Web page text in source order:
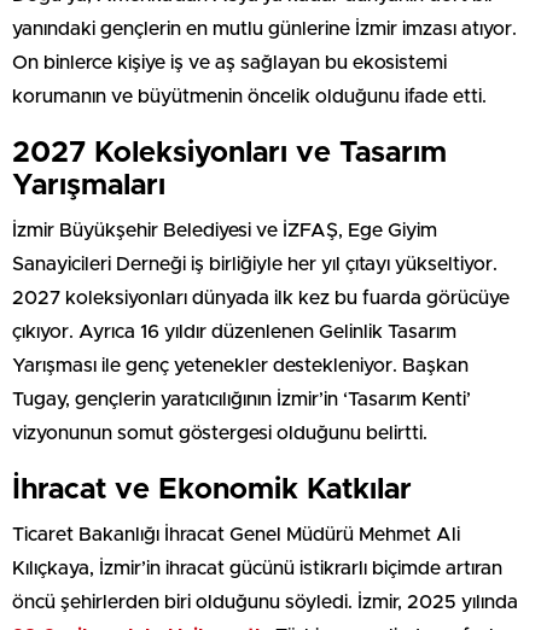
yanındaki gençlerin en mutlu günlerine İzmir imzası atıyor.
On binlerce kişiye iş ve aş sağlayan bu ekosistemi
korumanın ve büyütmenin öncelik olduğunu ifade etti.
2027 Koleksiyonları ve Tasarım
Yarışmaları
İzmir Büyükşehir Belediyesi ve İZFAŞ, Ege Giyim
Sanayicileri Derneği iş birliğiyle her yıl çıtayı yükseltiyor.
2027 koleksiyonları dünyada ilk kez bu fuarda görücüye
çıkıyor. Ayrıca 16 yıldır düzenlenen Gelinlik Tasarım
Yarışması ile genç yetenekler destekleniyor. Başkan
Tugay, gençlerin yaratıcılığının İzmir’in ‘Tasarım Kenti’
vizyonunun somut göstergesi olduğunu belirtti.
İhracat ve Ekonomik Katkılar
Ticaret Bakanlığı İhracat Genel Müdürü Mehmet Ali
Kılıçkaya, İzmir’in ihracat gücünü istikrarlı biçimde artıran
öncü şehirlerden biri olduğunu söyledi. İzmir, 2025 yılında